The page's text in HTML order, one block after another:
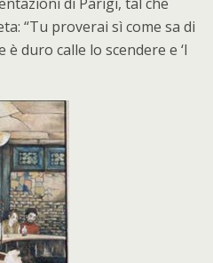
“Tu proverai sì come sa di
duro calle lo scendere e ‘l